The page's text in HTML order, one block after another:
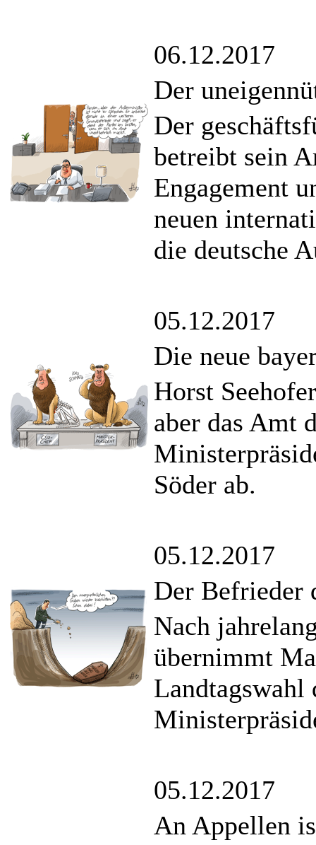
06.12.2017
Der
Der
betreibt sein
Engagement
neuen
die deutsche
05.12.2017
Die neue
Horst
aber das Amt
Söder ab.
05.12.2017
Der Befrieder
Nach
übernimmt
Landtagswahl
05.12.2017
An Appellen